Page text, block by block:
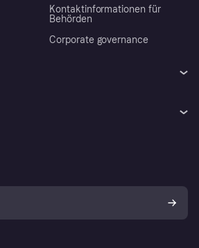
Kontaktinformationen für
Behörden
Corporate governance
Dein Widerrufsrecht